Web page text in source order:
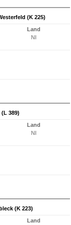
(K 225)
Land
NI
389)
Land
NI
(K 223)
Land